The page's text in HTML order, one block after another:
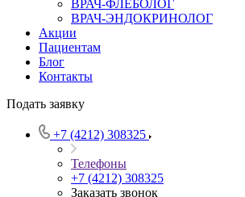
ВРАЧ-ФЛЕБОЛОГ
ВРАЧ-ЭНДОКРИНОЛОГ
Акции
Пациентам
Блог
Контакты
Подать заявку
+7 (4212) 308325
Телефоны
+7 (4212) 308325
Заказать звонок